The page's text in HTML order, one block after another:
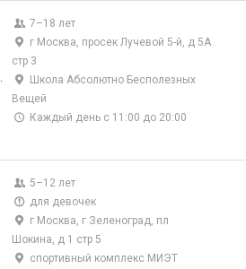
7–18 лет
г Москва, просек Лучевой 5-й, д 5А
стр 3
Школа Абсолютно Бесполезных
Вещей
Каждый день с 11:00 до 20:00
5–12 лет
для девочек
г Москва, г Зеленоград, пл
Шокина, д 1 стр 5
спортивный комплекс МИЭТ